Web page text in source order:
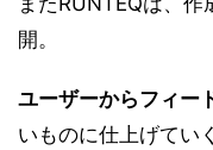
開。
ユーザーからフィー
いものに仕上げてい